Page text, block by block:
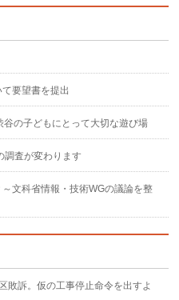
要望書を提出
の子どもにとって大切な遊び場
調査が変わります
文科省情報・技術WGの議論を整
敗訴。仮の工事停止命令を出すよ